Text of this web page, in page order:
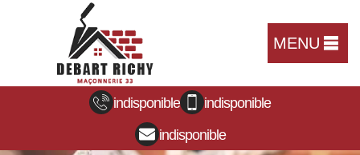
MENU
indisponible
indisponible
indisponible